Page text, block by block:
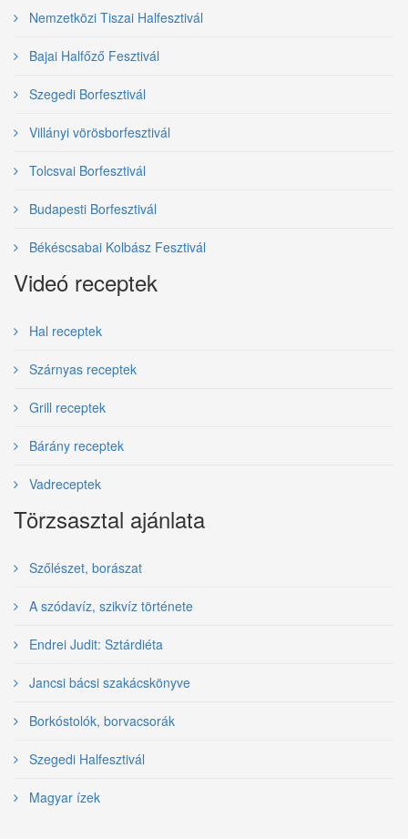
Nemzetközi Tiszai Halfesztivál
Bajai Halfőző Fesztivál
Szegedi Borfesztivál
Villányi vörösborfesztivál
Tolcsvai Borfesztivál
Budapesti Borfesztivál
Békéscsabai Kolbász Fesztivál
Videó receptek
Hal receptek
Szárnyas receptek
Grill receptek
Bárány receptek
Vadreceptek
Törzsasztal ajánlata
Szőlészet, borászat
A szódavíz, szikvíz története
Endrei Judit: Sztárdiéta
Jancsi bácsi szakácskönyve
Borkóstolók, borvacsorák
Szegedi Halfesztivál
Magyar ízek